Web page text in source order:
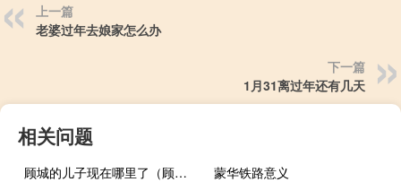
上一篇
老婆过年去娘家怎么办
下一篇
1月31离过年还有几天
相关问题
顾城的儿子现在哪里了（顾城的儿子现在哪里）
蒙华铁路意义